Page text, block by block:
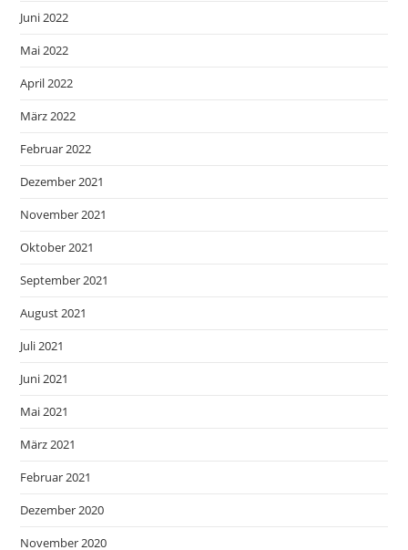
Juni 2022
Mai 2022
April 2022
März 2022
Februar 2022
Dezember 2021
November 2021
Oktober 2021
September 2021
August 2021
Juli 2021
Juni 2021
Mai 2021
März 2021
Februar 2021
Dezember 2020
November 2020